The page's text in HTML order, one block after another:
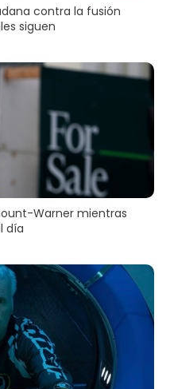
contra la fusión
siguen
Warner mientras
día